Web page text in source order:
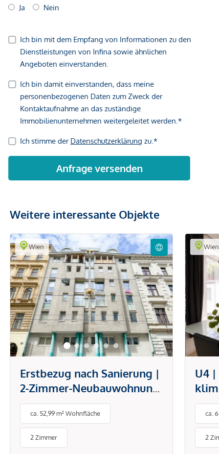
Weitere interessante Objekte
Wien
Erstbezug nach Sanierung |
2-Zimmer-Neubauwohnung
mit Garage nahe
Mariahilfer Straße
ca. 52,99 m² Wohnfläche
2 Zimmer
Wien
U4
ca.
2